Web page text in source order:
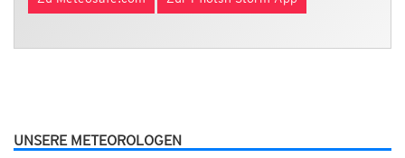
UNSERE METEOROLOGEN